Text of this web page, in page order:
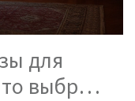
для
выбрать